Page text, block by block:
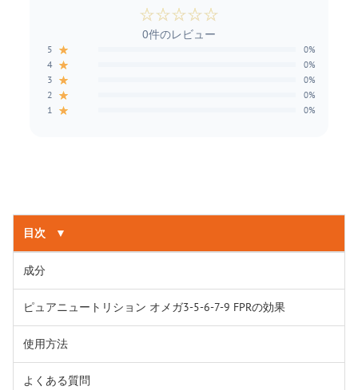
☆☆☆☆☆
0件のレビュー
5 ★ 0%
4 ★ 0%
3 ★ 0%
2 ★ 0%
1 ★ 0%
目次 ▼
成分
ピュアニュートリション オメガ3-5-6-7-9 FPRの効果
使用方法
よくある質問